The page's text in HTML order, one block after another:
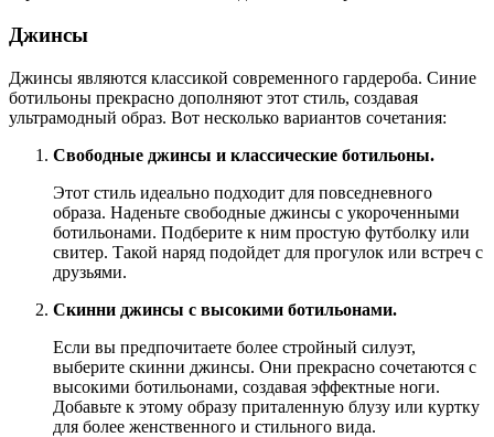
Джинсы
Джинсы являются классикой современного гардероба. Синие
ботильоны прекрасно дополняют этот стиль, создавая
ультрамодный образ. Вот несколько вариантов сочетания:
Свободные джинсы и классические ботильоны.
Этот стиль идеально подходит для повседневного
образа. Наденьте свободные джинсы с укороченными
ботильонами. Подберите к ним простую футболку или
свитер. Такой наряд подойдет для прогулок или встреч с
друзьями.
Скинни джинсы с высокими ботильонами.
Если вы предпочитаете более стройный силуэт,
выберите скинни джинсы. Они прекрасно сочетаются с
высокими ботильонами, создавая эффектные ноги.
Добавьте к этому образу приталенную блузу или куртку
для более женственного и стильного вида.